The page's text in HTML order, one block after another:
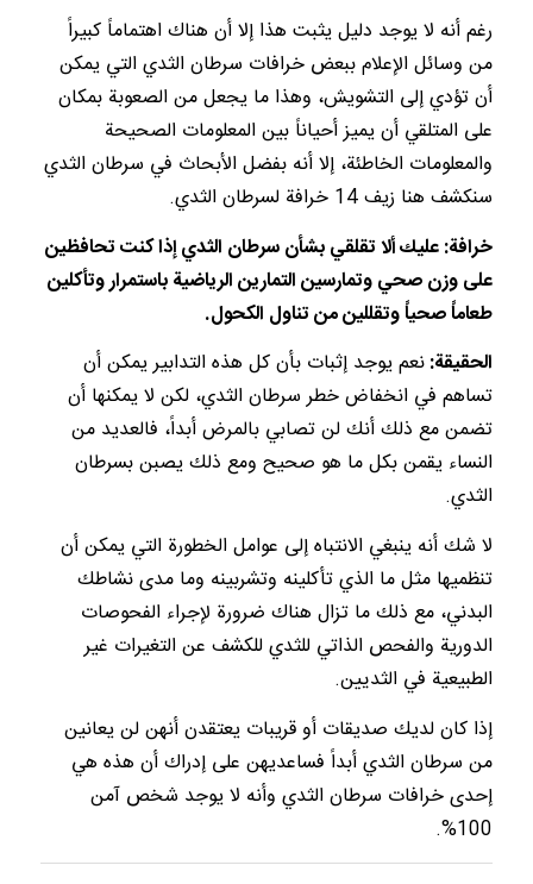
رغم أنه لا يوجد دليل يثبت هذا إلا أن هناك اهتماماً كبيراً
من وسائل الإعلام ببعض خرافات سرطان الثدي التي يمكن
أن تؤدي إلى التشويش، وهذا ما يجعل من الصعوبة بمكان
على المتلقي أن يميز أحياناً بين المعلومات الصحيحة
والمعلومات الخاطئة، إلا أنه بفضل الأبحاث في سرطان الثدي
سنكشف هنا زيف 14 خرافة لسرطان الثدي.
خرافة: عليك ألا تقلقي بشأن سرطان الثدي إذا كنت تحافظين
على وزن صحي وتمارسين التمارين الرياضية باستمرار وتأكلين
طعاماً صحياً وتقللين من تناول الكحول.
الحقيقة:نعم يوجد إثبات بأن كل هذه التدابير يمكن أن
تساهم في انخفاض خطر سرطان الثدي، لكن لا يمكنها أن
تضمن مع ذلك أنك لن تصابي بالمرض أبداً، فالعديد من
النساء يقمن بكل ما هو صحيح ومع ذلك يصبن بسرطان
الثدي.
لا شك أنه ينبغي الانتباه إلى عوامل الخطورة التي يمكن أن
تنظميها مثل ما الذي تأكلينه وتشربينه وما مدى نشاطك
البدني، مع ذلك ما تزال هناك ضرورة لإجراء الفحوصات
الدورية والفحص الذاتي للثدي للكشف عن التغيرات غير
الطبيعية في الثديين.
إذا كان لديك صديقات أو قريبات يعتقدن أنهن لن يعانين
من سرطان الثدي أبداً فساعديهن على إدراك أن هذه هي
إحدى خرافات سرطان الثدي وأنه لا يوجد شخص آمن
100%.